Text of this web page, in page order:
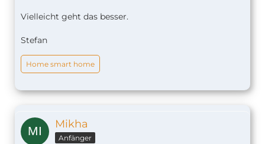
Vielleicht geht das besser.
Stefan
Home smart home
Mikha
Anfänger